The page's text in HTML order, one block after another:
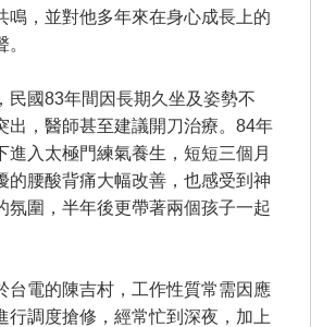
鳴，並對他多年來在身心成長上的
國83年間因長期久坐及姿勢不
出，醫師甚至建議開刀治療。84年
進入太極門練氣養生，短短三個月
的腰酸背痛大幅改善，也感受到神
氛圍，半年後更帶著兩個孩子一起
電的陳吉村，工作性質常需因應
行調度搶修，經常忙到深夜，加上